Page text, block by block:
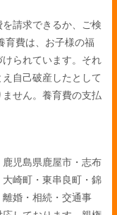
請求できるか、ご検
育費は、お子様の福
られています。それ
自己破産したとして
せん。養育費の支払
児島県鹿屋市・志布
崎町・東串良町・錦
婚・相続・交通事